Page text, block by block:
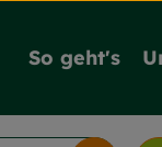
So geht's